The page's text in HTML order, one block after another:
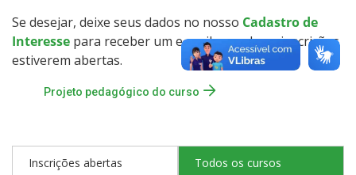
Calendário de inscrições
Processos Seletivos
Cotas
Se desejar, deixe seus dados no nosso Cadastro de
Interesse para receber um e-mail quando as inscrições
estiverem abertas.
Projeto pedagógico do curso
Inscrições abertas Todos os cursos